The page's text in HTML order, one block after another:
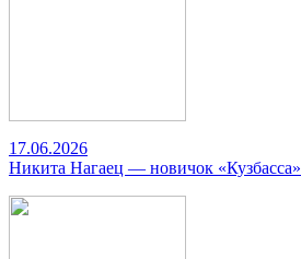
17.06.2026
Никита Нагаец — новичок «Кузбасса»